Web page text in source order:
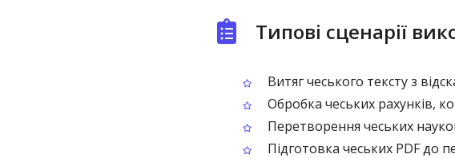
Типові сценарії
Витяг чеського тексту з
Обробка чеських рахунків,
Перетворення чеських
Підготовка чеських PDF до